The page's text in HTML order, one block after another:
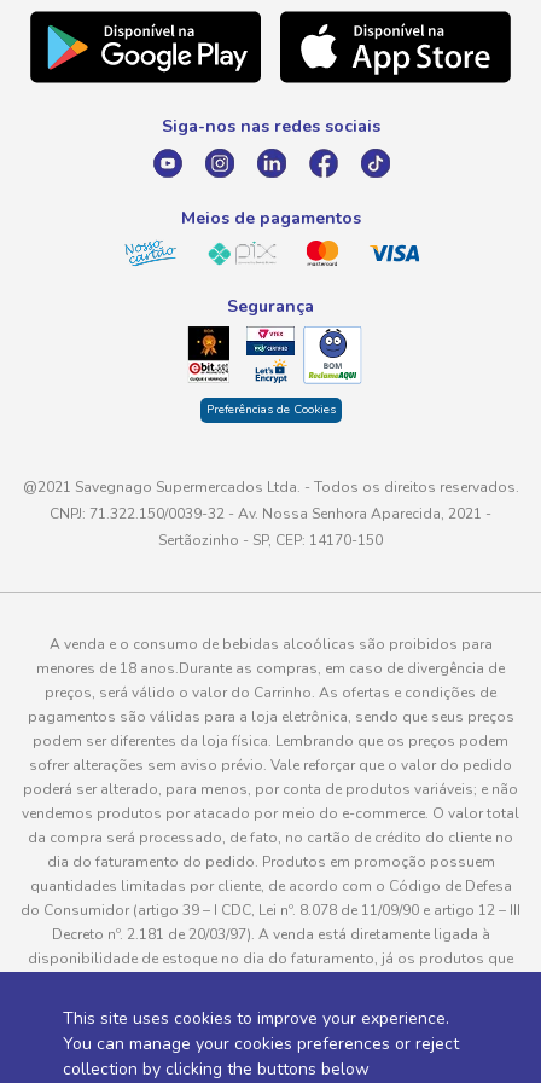
This site uses cookies to improve your experience.
You can manage your cookies preferences or reject
collection by clicking the buttons below
Natal
Promoção Fim de Ano
Telefone
0800 016 6680
atendimento@savegnago.com.br
Siga-nos nas redes sociais
Meios de pagamentos
Segurança
Preferências de Cookies
@2021 Savegnago Supermercados Ltda. - Todos os direitos reservados.
CNPJ: 71.322.150/0039-32 - Av. Nossa Senhora Aparecida, 2021 -
Sertãozinho - SP, CEP: 14170-150
A venda e o consumo de bebidas alcoólicas são proibidos para
menores de 18 anos.Durante as compras, em caso de divergência de
preços, será válido o valor do Carrinho. As ofertas e condições de
pagamentos são válidas para a loja eletrônica, sendo que seus preços
podem ser diferentes da loja física. Lembrando que os preços podem
sofrer alterações sem aviso prévio. Vale reforçar que o valor do pedido
poderá ser alterado, para menos, por conta de produtos variáveis; e não
vendemos produtos por atacado por meio do e-commerce. O valor total
da compra será processado, de fato, no cartão de crédito do cliente no
dia do faturamento do pedido. Produtos em promoção possuem
quantidades limitadas por cliente, de acordo com o Código de Defesa
do Consumidor (artigo 39 – I CDC, Lei nº. 8.078 de 11/09/90 e artigo 12 – III
Decreto nº. 2.181 de 20/03/97). A venda está diretamente ligada à
disponibilidade de estoque no dia do faturamento, já os produtos que
pedido do cliente, este não será entregue e o valor do item não será
cobrado. As fotos dos produtos no site são ilustrativas, podendo haver